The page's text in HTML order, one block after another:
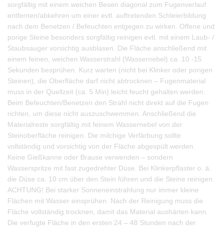
sorgfältig mit einem weichen Besen diagonal zum Fugenverlauf
entfernen/abkehren um einer evtl. auftretenden Schleierbildung
nach dem Benetzen / Befeuchten entgegen zu wirken. Offene und
porige Steine besonders sorgfältig reinigen evtl. mit einem Laub- /
Staubsauger vorsichtig ausblasen. Die Fläche anschließend mit
einem feinen, weichen Wasserstrahl (Wassernebel) ca. 10 -15
Sekunden besprühen. Kurz warten (nicht bei Klinker oder porigen
Steinen), die Oberfläche darf nicht abtrocknen – Fugenmaterial
muss in der Quellzeit (ca. 5 Min) leicht feucht gehalten werden.
Beim Befeuchten/Benetzen den Strahl nicht direkt auf die Fugen
richten, um diese nicht auszuschwemmen. Anschließend die
Materialreste sorgfältig mit feinem Wassernebel von der
Steinoberfläche reinigen. Die milchige Verfärbung sollte
vollständig und vorsichtig von der Fläche abgespült werden.
Keine Gießkanne oder Brause verwenden – sondern
Wasserspritze mit fast zugedrehter Düse. Bei Klinkerpflaster o. ä.
die Düse ca. 10 cm über den Stein führen und die Steine reinigen.
ACHTUNG! Bei starker Sonneneinstrahlung nur immer kleine
Flächen mit Wasser einsprühen. Nach der Reinigung muss die
Fläche vollständig trocknen, damit das Material aushärten kann.
Die verfugte Fläche in den ersten 24 – 48 Stunden nach der